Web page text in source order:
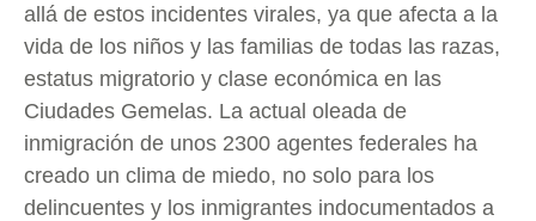
allá de estos incidentes virales, ya que afecta a la
vida de los niños y las familias de todas las razas,
estatus migratorio y clase económica en las
Ciudades Gemelas. La actual oleada de
inmigración de unos 2300 agentes federales ha
creado un clima de miedo, no solo para los
delincuentes y los inmigrantes indocumentados a